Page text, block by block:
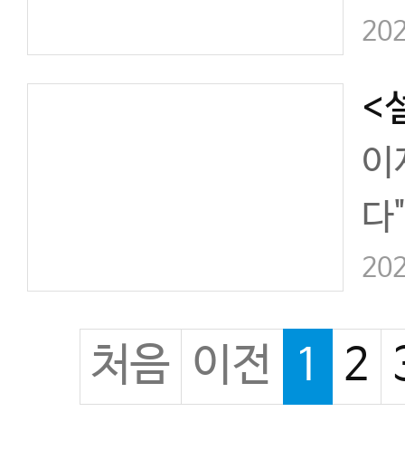
을
는
이
다
입
질
변
처음 이전 1 2